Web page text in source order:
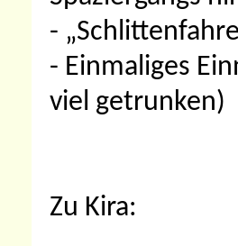
-
- Einmaliges
viel getrunken)
Zu Kira: